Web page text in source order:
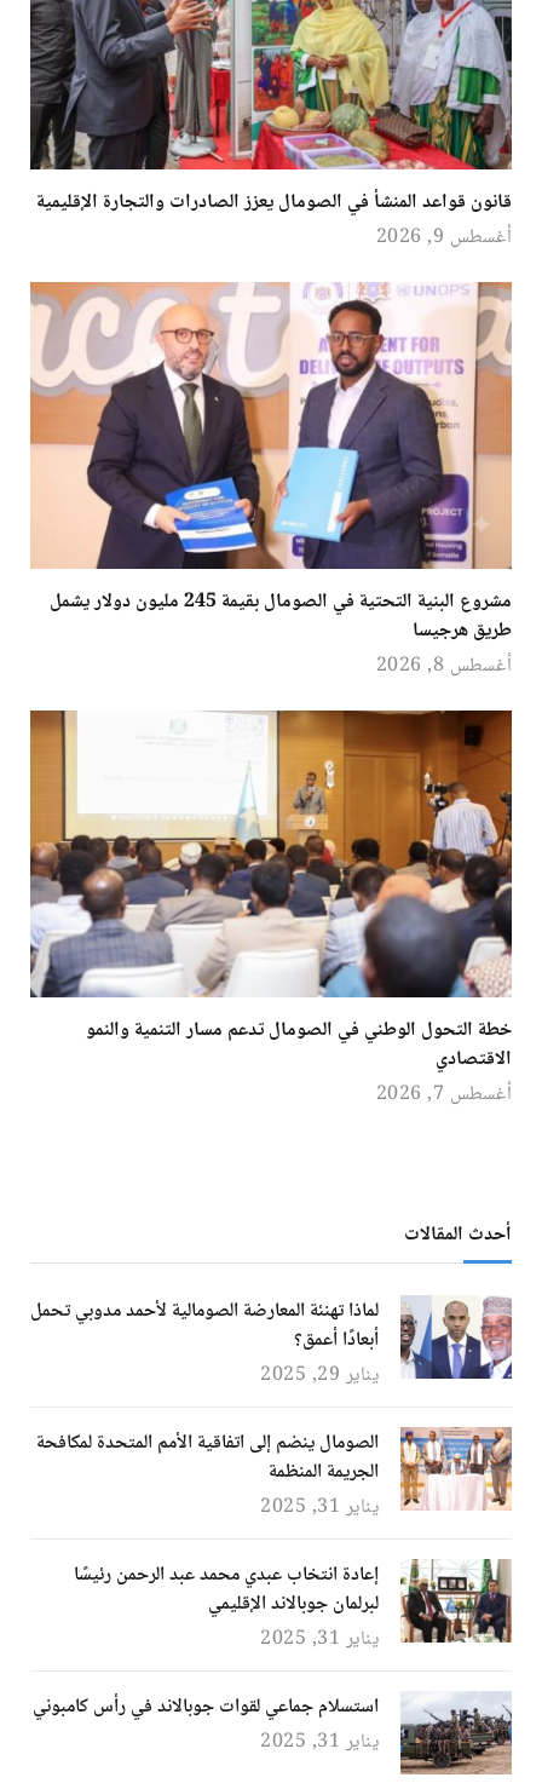
قانون قواعد المنشأ في الصومال يعزز الصادرات والتجارة الإقليمية
أغسطس 9, 2026
مشروع البنية التحتية في الصومال بقيمة 245 مليون دولار يشمل
طريق هرجيسا
أغسطس 8, 2026
خطة التحول الوطني في الصومال تدعم مسار التنمية والنمو
الاقتصادي
أغسطس 7, 2026
أحدث المقالات
لماذا تهنئة المعارضة الصومالية لأحمد مدوبي تحمل
أبعادًا أعمق؟
يناير 29, 2025
الصومال ينضم إلى اتفاقية الأمم المتحدة لمكافحة
الجريمة المنظمة
يناير 31, 2025
إعادة انتخاب عبدي محمد عبد الرحمن رئيسًا
لبرلمان جوبالاند الإقليمي
يناير 31, 2025
استسلام جماعي لقوات جوبالاند في رأس كامبوني
يناير 31, 2025